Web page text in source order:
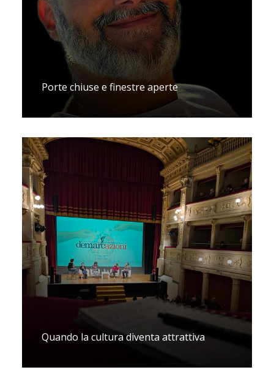
Porte chiuse e finestre aperte
Quando la cultura diventa attrattiva